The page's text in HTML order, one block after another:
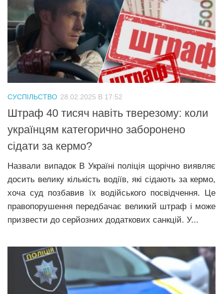
Львів
Івано-Франківськ
Донбас
Одеса
Схід
Прикарпаття
Економіка
Політика
Світ
Цікаво
Наука
Технології
Рецепти
Привітання
Здоров’я
СУСПІЛЬСТВО 28.02.2025 В 17:52
Штраф 40 тисяч навіть тверезому: коли
українцям категорично заборонено
сідати за кермо?
Назвали випадок В Україні поліція щорічно виявляє
досить велику кількість водіїв, які сідають за кермо,
хоча суд позбавив їх водійського посвідчення. Це
правопорушення передбачає великий штраф і може
призвести до серйозних додаткових санкцій. У...